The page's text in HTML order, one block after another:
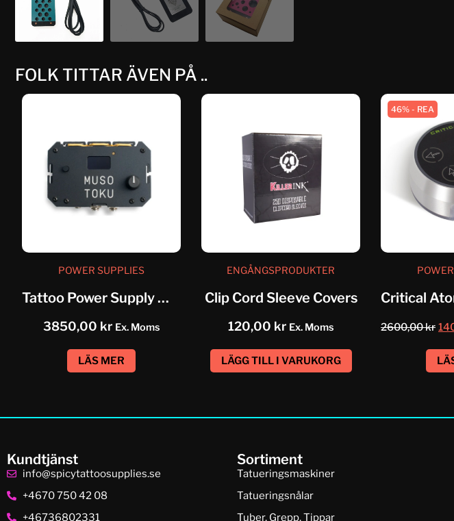
FOLK TITTAR ÄVEN PÅ ..
POWER SUPPLIES
Tattoo Power Supply Musotoku
3850,00 kr Ex. Moms
LÄS MER
ENGÅNGSPRODUKTER
Clip Cord Sleeve Covers
120,00 kr Ex. Moms
LÄGG TILL I VARUKORG
46% - REA
2600,00kr
Kundtjänst
info@spicytattoosupplies.se
+4670 750 42 08
+46736802331
Sortiment
Tatueringsmaskiner
Tatueringsnålar
Tuber, Grepp, Tippar